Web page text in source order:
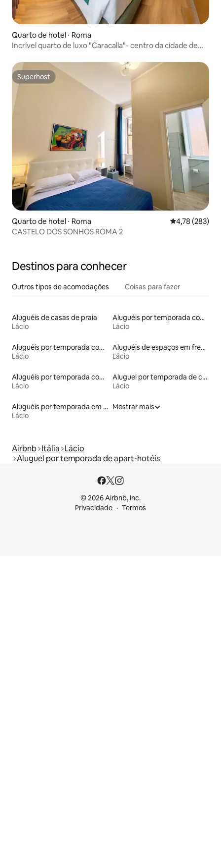
Quarto de hotel ⋅ Roma
Incrível quarto de luxo "Caracalla"- centro da cidade de
Superhost
Superhost
Quarto de hotel ⋅ Roma 4,78 de uma
4,78 (283)
CASTELO DOS SONHOS ROMA 2
Destinos para conhecer
Outros tipos de acomodações Coisas para fazer
Aluguéis de casas de praia
Lácio
Aluguéis por temporada com café da manhã
Lácio
Aluguéis por temporada com acesso à praia
Lácio
Aluguéis de espaços em frente à praia
Lácio
Aluguéis por temporada com banheira de hidromassagem
Lácio
Aluguel por temporada de casas de veraneio
Lácio
Aluguéis por temporada em albergue
Lácio
Mostrar mais
Airbnb Itália Lácio
Aluguel por temporada de apart-hotéis
© 2026 Airbnb, Inc.
Privacidade
Termos